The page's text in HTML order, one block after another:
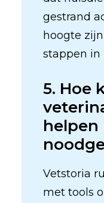
gestrand
hoogte
stappen in
5. Hoe
helpen
Vetstoria
met tools